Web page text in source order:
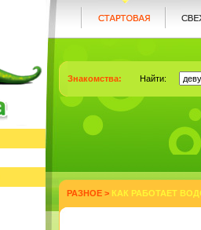
Знакомства: Найти:
РАЗНОЕ > КАК РАБОТАЕТ